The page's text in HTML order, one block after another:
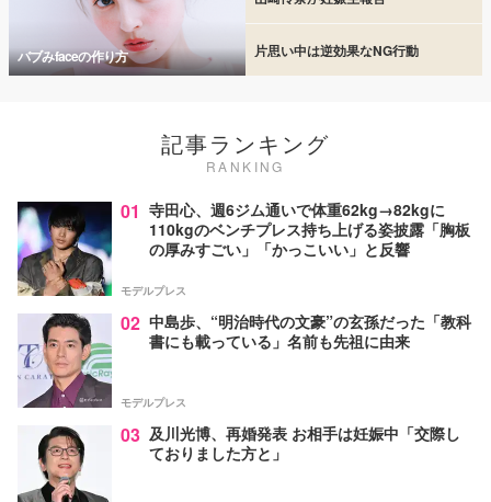
バブみfaceの作り方 片思い中は逆効果なNG行動
記事ランキング
RANKING
01 寺田心、週6ジム通いで体重62kg→82kgに
110kgのベンチプレス持ち上げる姿披露「胸板
の厚みすごい」「かっこいい」と反響
モデルプレス
02 中島歩、“明治時代の文豪”の玄孫だった「教科
書にも載っている」名前も先祖に由来
モデルプレス
03 及川光博、再婚発表 お相手は妊娠中「交際し
ておりました方と」